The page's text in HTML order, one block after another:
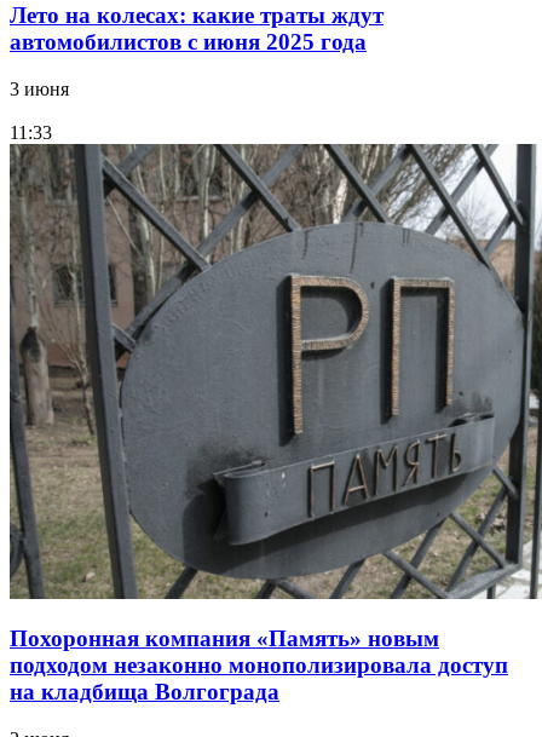
Лето на колесах: какие траты ждут
автомобилистов с июня 2025 года
3 июня
11:33
Похоронная компания «Память» новым
подходом незаконно монополизировала доступ
на кладбища Волгограда